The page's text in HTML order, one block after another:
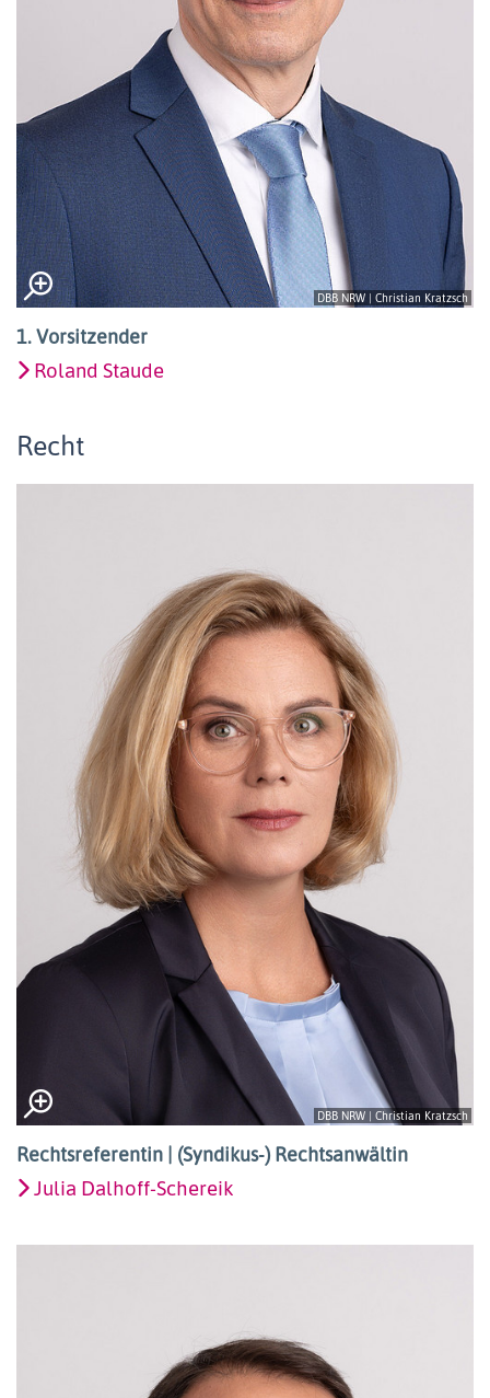
DBB NRW | Christian Kratzsch
1. Vorsitzender
Roland Staude
Recht
DBB NRW | Christian Kratzsch
Rechtsreferentin | (Syndikus-) Rechtsanwältin
Julia Dalhoff-Schereik